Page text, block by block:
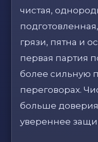
чистая,
грязи, пятна и
первая партия
более сильную
переговорах.
больше
увереннее